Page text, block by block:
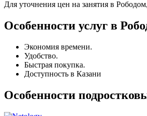
Для уточнения цен на занятия в
Особенности услуг в
Экономия времени.
Удобство.
Быстрая покупка.
Доступность в Казани
Особенности